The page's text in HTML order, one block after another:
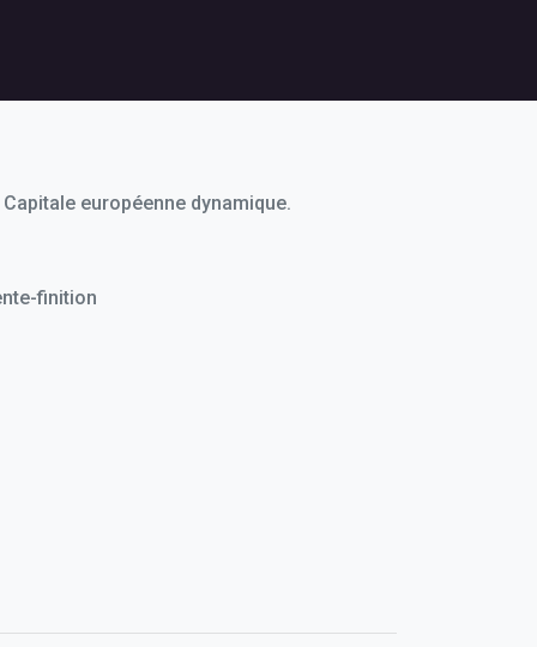
européenne dynamique.
finition